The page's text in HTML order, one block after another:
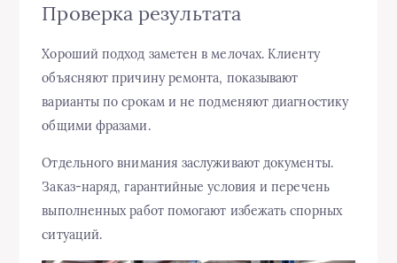
Проверка результата
Хороший подход заметен в мелочах. Клиенту
объясняют причину ремонта, показывают
варианты по срокам и не подменяют диагностику
общими фразами.
Отдельного внимания заслуживают документы.
Заказ-наряд, гарантийные условия и перечень
выполненных работ помогают избежать спорных
ситуаций.